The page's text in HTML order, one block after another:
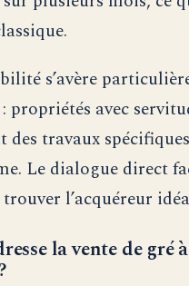
s’avère
: propriétés avec
des travaux
Le dialogue direct
l’acquéreur
la vente de gré